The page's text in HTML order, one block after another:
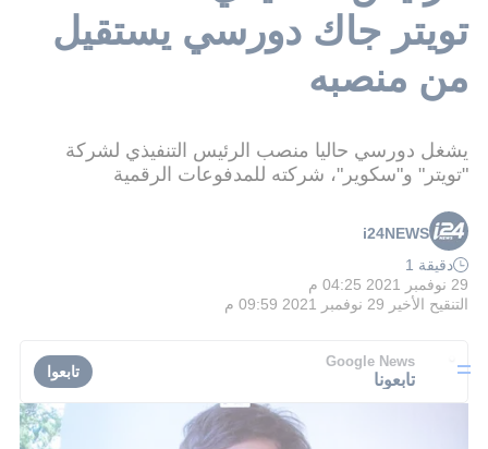
تويتر جاك دورسي يستقيل
من منصبه
يشغل دورسي حاليا منصب الرئيس التنفيذي لشركة
"تويتر" و"سكوير"، شركته للمدفوعات الرقمية
i24NEWS
دقيقة 1
29 نوفمبر 2021 04:25 م
التنقيح الأخير 29 نوفمبر 2021 09:59 م
Google News
تابعونا تابعوا